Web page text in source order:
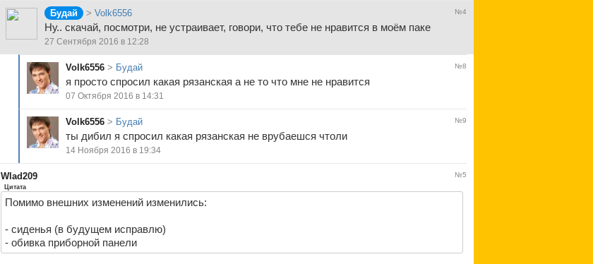
Будай > Volk6556 №4
Ну.. скачай, посмотри, не устраивает, говори, что тебе не нравится в моём паке
27 Сентября 2016 в 12:28
Volk6556 > Будай №8
я просто спросил какая рязанская а не то что мне не нравится
07 Октября 2016 в 14:31
Volk6556 > Будай №9
ты дибил я спросил какая рязанская не врубаешся чтоли
14 Ноября 2016 в 19:34
Wlad209 №5
Цитата
Помимо внешних изменений изменились:
- сиденья (в будущем исправлю)
- обивка приборной панели